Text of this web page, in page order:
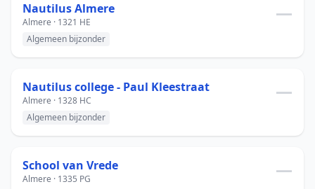
Nautilus Almere
Almere · 1321 HE
Algemeen bijzonder
—
Nautilus college - Paul Kleestraat
Almere · 1328 HC
Algemeen bijzonder
—
School van Vrede
Almere · 1335 PG
—